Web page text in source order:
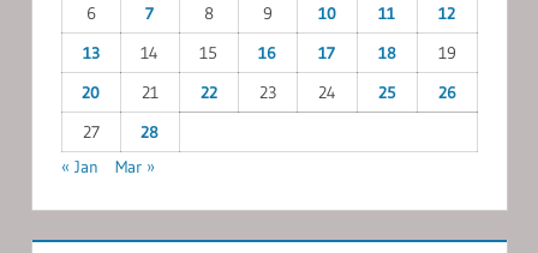
6
7 8 9 10 11
12
13
14 15 16 17 18
19
20
21 22 23 24 25
26
27
28
« Jan
Mar »